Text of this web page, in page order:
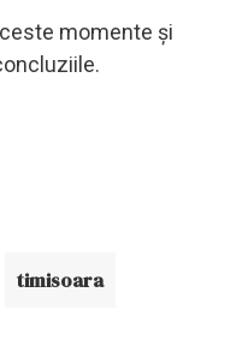
momente și
timisoara